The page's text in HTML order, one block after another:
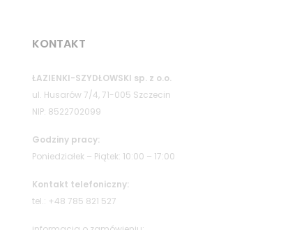
KONTAKT
ŁAZIENKI-SZYDŁOWSKI sp. z o.o.
ul. Husarów 7/4, 71-005 Szczecin
NIP: 8522702099
Godziny pracy:
Poniedziałek – Piątek: 10:00 – 17:00
Kontakt telefoniczny:
tel.: +48 785 821 527